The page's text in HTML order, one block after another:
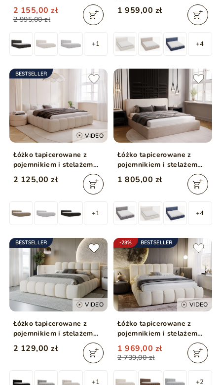
180x200 Cloud beżowe
2 995,00 zł
2 155,00 zł
+1
200x200 Monaco Beżowe
1 959,00 zł
+4
BESTSELLER
VIDEO
Łóżko tapicerowane z
pojemnikiem i stelażem
160x200 Cloud Low
beżowe
2 125,00 zł
+1
Łóżko tapicerowane z
pojemnikiem i stelażem
140x200 Monaco Beżowe
1 805,00 zł
+4
BESTSELLER
VIDEO
Łóżko tapicerowane z
pojemnikiem i stelażem
180x200 Modo Beżowe
2 129,00 zł
+1
-28% BESTSELLER
VIDEO
Łóżko tapicerowane z
pojemnikiem i stelażem
140x200 Cloud Beżowy
2 739,00 zł
1 969,00 zł
+2